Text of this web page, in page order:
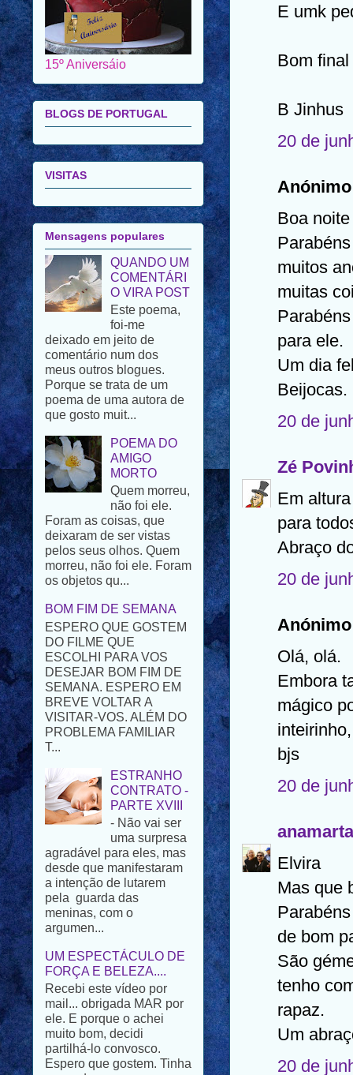
E umk
Bom
B Jinhus
20 de
Boa
muitos
muitas
para ele.
Um dia
Beijocas.
20 de
Zé
Em
para
Abraço
20 de
Olá, olá.
Embora
mágico
bjs
20 de
anamarta
Elvira
Mas que
de bom
São
tenho
rapaz.
Um
20 de
15º Aniversáio
QUANDO UM
COMENTÁRI
O VIRA POST
Este poema,
foi-me
deixado em jeito de
comentário num dos
meus outros blogues.
Porque se trata de um
poema de uma autora de
que gosto muit...
POEMA DO
AMIGO
MORTO
Quem morreu,
não foi ele.
Foram as coisas, que
deixaram de ser vistas
pelos seus olhos. Quem
morreu, não foi ele. Foram
os objetos qu...
BOM FIM DE SEMANA
ESPERO QUE GOSTEM
DO FILME QUE
ESCOLHI PARA VOS
DESEJAR BOM FIM DE
SEMANA. ESPERO EM
BREVE VOLTAR A
VISITAR-VOS. ALÉM DO
PROBLEMA FAMILIAR
T...
ESTRANHO
PARTE XVIII
- Não vai ser
uma surpresa
agradável para eles, mas
desde que manifestaram
a intenção de lutarem
pela guarda das
meninas, com o
argumen...
UM ESPECTÁCULO DE
FORÇA E BELEZA....
Recebi este vídeo por
mail... obrigada MAR por
ele. E porque o achei
muito bom, decidi
partilhá-lo convosco.
Espero que gostem. Tinha
pensad...
NOTÍCIAS